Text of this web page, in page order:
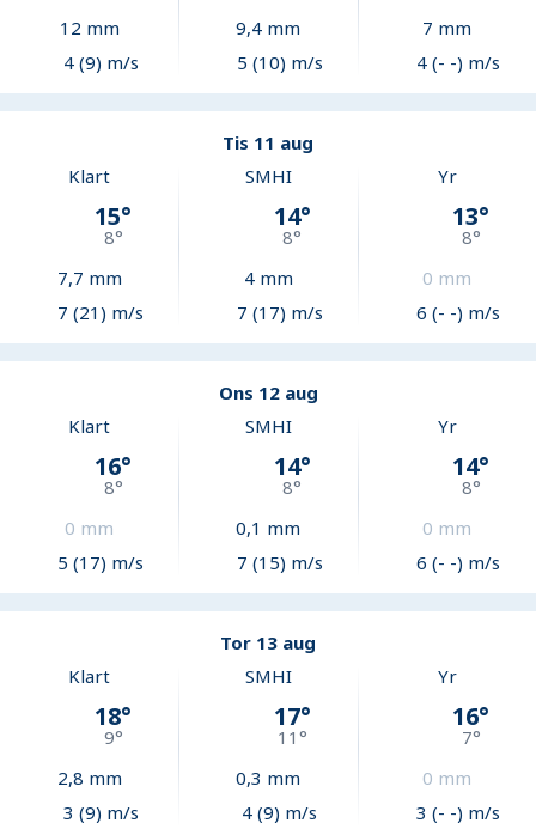
12 mm
4 (9) m/s
9,4 mm
5 (10) m/s
7 mm
4 (- -) m/s
Tis 11 aug
Klart
15°
8°
7,7 mm
7 (21) m/s
SMHI
14°
8°
4mm
7 (17) m/s
Yr
13°
8°
0 mm
6 (- -) m/s
Ons 12 aug
Klart
16°
8°
0 mm
5 (17) m/s
SMHI
14°
8°
0,1 mm
7 (15) m/s
Yr
14°
8°
0 mm
6 (- -) m/s
Tor 13 aug
Klart
18°
9°
2,8 mm
3 (9) m/s
SMHI
17°
11 °
0,3 mm
4 (9) m/s
Yr
16°
7°
0 mm
3 (- -) m/s